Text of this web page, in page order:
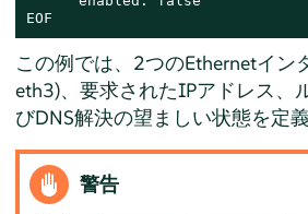
EOF
この例では、2つのEthernetイン
eth3)、要求されたIPアドレス、
びDNS解決の望ましい状態を定
警告